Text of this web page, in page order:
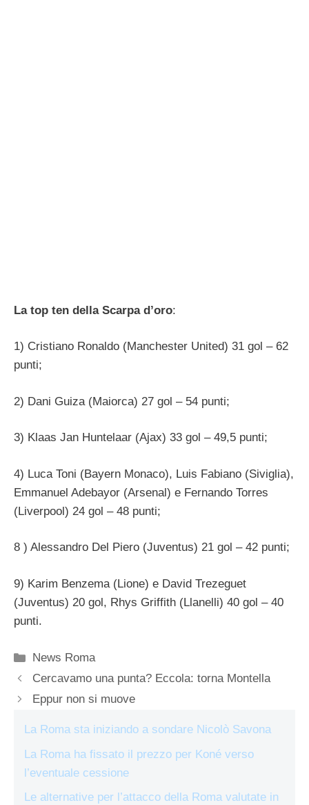
La top ten della Scarpa d’oro:
1) Cristiano Ronaldo (Manchester United) 31 gol – 62
punti;
2) Dani Guiza (Maiorca) 27 gol – 54 punti;
3) Klaas Jan Huntelaar (Ajax) 33 gol – 49,5 punti;
4) Luca Toni (Bayern Monaco), Luis Fabiano (Siviglia),
Emmanuel Adebayor (Arsenal) e Fernando Torres
(Liverpool) 24 gol – 48 punti;
8 ) Alessandro Del Piero (Juventus) 21 gol – 42 punti;
9) Karim Benzema (Lione) e David Trezeguet
(Juventus) 20 gol, Rhys Griffith (Llanelli) 40 gol – 40
punti.
Categorie
News Roma
Cercavamo una punta? Eccola: torna Montella
Eppur non si muove
La Roma sta iniziando a sondare Nicolò Savona
La Roma ha fissato il prezzo per Koné verso
l’eventuale cessione
Le alternative per l’attacco della Roma valutate in